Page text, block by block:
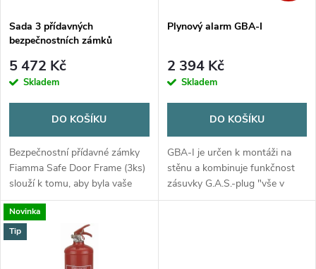
p
r
o
d
u
k
t
s
p
r
d
u
k
Sada 3 přídavných
bezpečnostních zámků
5 472 Kč
Skladem
DO KOŠÍKU
Bezpečnostní přídavné zámky
Fiamma Safe Door Frame (3ks)
slouží k tomu, aby byla vaše
cesta ještě bezpečnější.
Vyrobeno z robustního
lakovaného hliníku bez
plastových dílů.
Plynový alarm GBA-I
2 394 Kč
Skladem
DO KOŠÍKU
GBA-I je určen k montáži na
stěnu a kombinuje funkčnost
zásuvky G.A.S.-plug "vše v
jednom" s estetickým
Novinka
Tip